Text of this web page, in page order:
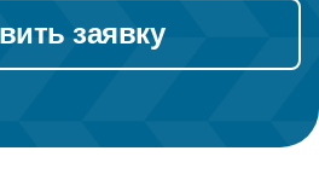
заявку